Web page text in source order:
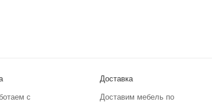
с
Доставка
Доставим мебель по